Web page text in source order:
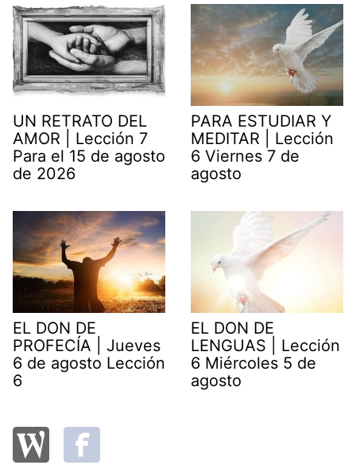
UN RETRATO DEL
AMOR | Lección 7
Para el 15 de agosto
de 2026
PARA ESTUDIAR Y
MEDITAR | Lección
6 Viernes 7 de
agosto
EL DON DE
PROFECÍA | Jueves
6 de agosto Lección
6
EL DON DE
LENGUAS | Lección
6 Miércoles 5 de
agosto